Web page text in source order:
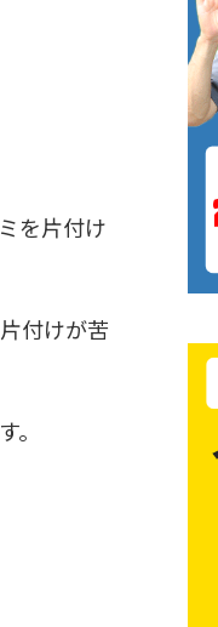
を片付け
付けが苦
。